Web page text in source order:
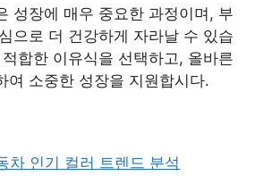
성장에 매우 중요한 과정이며, 부
으로 더 건강하게 자라날 수 있습
합한 이유식을 선택하고, 올바른
여 소중한 성장을 지원합시다.
차 인기 컬러 트렌드 분석